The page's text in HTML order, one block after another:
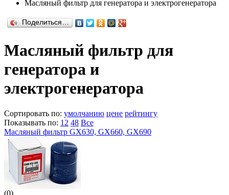
Масляный фильтр для генератора и электрогенератора
Поделиться…
Масляный фильтр для
генератора и
электрогенератора
Сортировать по: умолчанию цене рейтингу
Показывать по: 12 48 Все
Масляный фильтр GX630, GX660, GX690
(0)